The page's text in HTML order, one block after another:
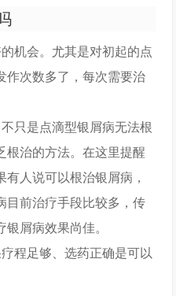
机会。尤其是对初起的点
作次数多了，每次需要治
只是点滴型银屑病无法根
根治的方法。在这里提醒
人说可以根治银屑病，
目前治疗手段比较多，传
屑病效果尚佳。
程足够、选药正确是可以